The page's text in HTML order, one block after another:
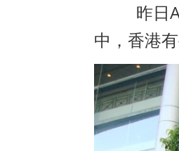
昨日
中，香港